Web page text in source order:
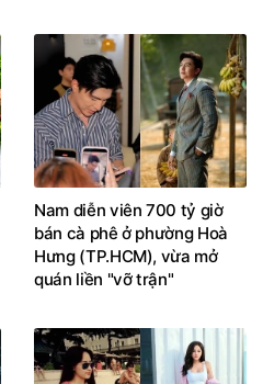
Nam diễn viên 700 tỷ giờ
bán cà phê ở phường Hoà
Hưng (TP.HCM), vừa mở
quán liền "vỡ trận"